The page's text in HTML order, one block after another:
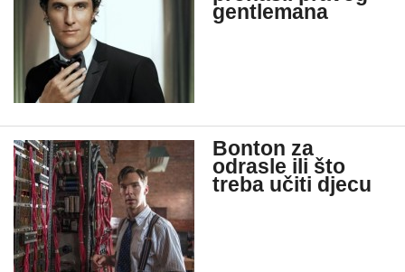
gentlemana
Bonton za
odrasle ili što
treba učiti djecu